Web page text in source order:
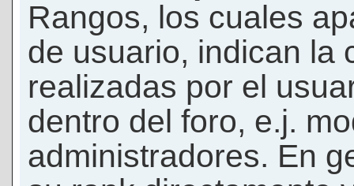
Rangos, los cuales
de usuario, indican la
realizadas por el
dentro del foro, e.j.
administradores. En